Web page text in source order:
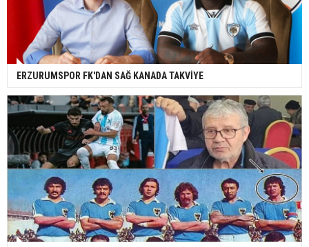
ERZURUMSPOR FK'DAN SAĞ KANADA TAKVİYE